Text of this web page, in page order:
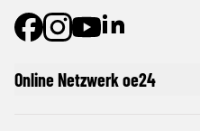
Online Netzwerk oe24